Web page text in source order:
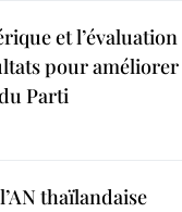
et l’évaluation
pour améliorer
Parti
thaïlandaise